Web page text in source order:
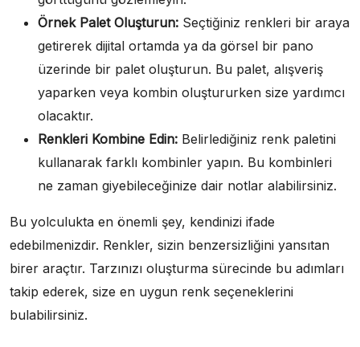
Örnek Palet Oluşturun: Seçtiğiniz renkleri bir araya
getirerek dijital ortamda ya da görsel bir pano
üzerinde bir palet oluşturun. Bu palet, alışveriş
yaparken veya kombin oluştururken size yardımcı
olacaktır.
Renkleri Kombine Edin: Belirlediğiniz renk paletini
kullanarak farklı kombinler yapın. Bu kombinleri
ne zaman giyebileceğinize dair notlar alabilirsiniz.
Bu yolculukta en önemli şey, kendinizi ifade
edebilmenizdir. Renkler, sizin benzersizliğini yansıtan
birer araçtır. Tarzınızı oluşturma sürecinde bu adımları
takip ederek, size en uygun renk seçeneklerini
bulabilirsiniz.